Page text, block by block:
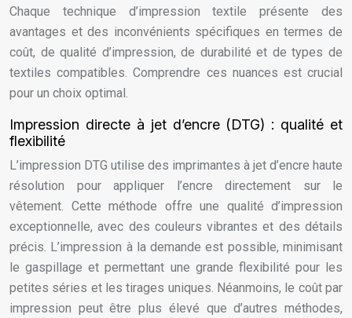
Chaque technique d’impression textile présente des
avantages et des inconvénients spécifiques en termes de
coût, de qualité d’impression, de durabilité et de types de
textiles compatibles. Comprendre ces nuances est crucial
pour un choix optimal.
Impression directe à jet d’encre (DTG) : qualité et
flexibilité
L’impression DTG utilise des imprimantes à jet d’encre haute
résolution pour appliquer l’encre directement sur le
vêtement. Cette méthode offre une qualité d’impression
exceptionnelle, avec des couleurs vibrantes et des détails
précis. L’impression à la demande est possible, minimisant
le gaspillage et permettant une grande flexibilité pour les
petites séries et les tirages uniques. Néanmoins, le coût par
impression peut être plus élevé que d’autres méthodes,